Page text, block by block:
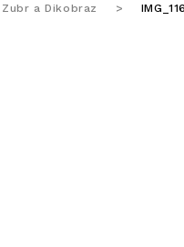
a Dikobraz >